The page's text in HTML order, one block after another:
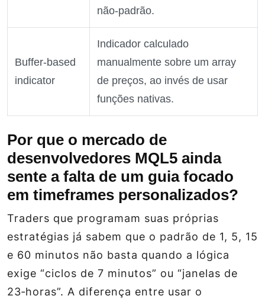
não‑padrão.
Buffer‑based
indicator
Indicador calculado
manualmente sobre um array
de preços, ao invés de usar
funções nativas.
Por que o mercado de
desenvolvedores MQL5 ainda
sente a falta de um guia focado
em timeframes personalizados?
Traders que programam suas próprias
estratégias já sabem que o padrão de 1, 5, 15
e 60 minutos não basta quando a lógica
exige “ciclos de 7 minutos” ou “janelas de
23‑horas”. A diferença entre usar o